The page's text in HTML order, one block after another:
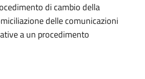
di cambio della
delle comunicazioni
a un procedimento